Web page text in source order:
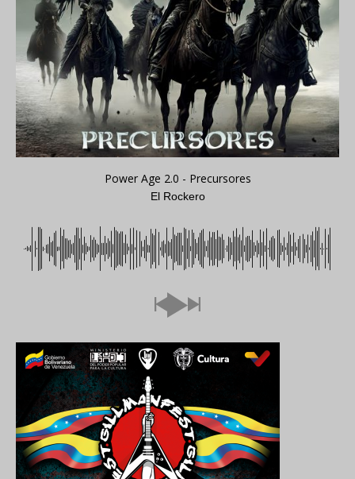
Power Age 2.0 - Precursores
El Rockero